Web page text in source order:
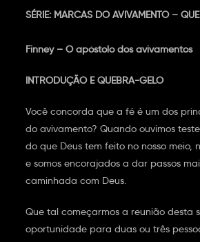
SÉRIE: MARCAS DO AVIVAMENTO –
Finney – O apóstolo dos avivamentos
INTRODUÇÃO E QUEBRA-GELO
Você concorda que a fé é um dos
do avivamento? Quando ouvimos
do que Deus tem feito no nosso meio,
e somos encorajados a dar passos
caminhada com Deus.
Que tal começarmos a reunião desta
oportunidade para duas ou três